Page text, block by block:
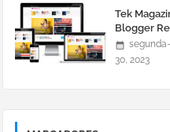
Tek
Blogger
30, 2023